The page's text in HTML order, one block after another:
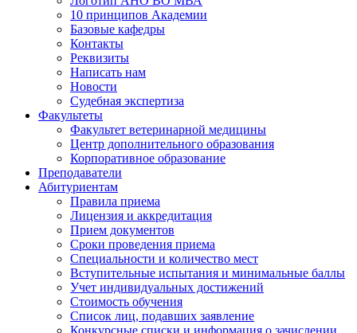
10 принципов Академии
Базовые кафедры
Контакты
Реквизиты
Написать нам
Новости
Судебная экспертиза
Факультеты
Факультет ветеринарной медицины
Центр дополнительного образования
Корпоративное образование
Преподаватели
Абитуриентам
Правила приема
Лицензия и аккредитация
Прием документов
Сроки проведения приема
Специальности и количество мест
Вступительные испытания и минимальные баллы
Учет индивидуальных достижений
Стоимость обучения
Список лиц, подавших заявление
Конкурсные списки и информация о зачислении